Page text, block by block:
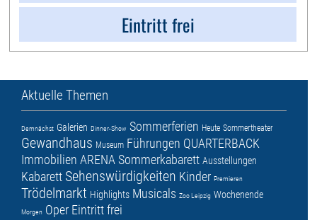
Eintritt frei
Aktuelle Themen
Demnächst Galerien Dinner-Show Sommerferien Heute Sommertheater
Gewandhaus Museum Führungen QUARTERBACK
Immobilien ARENASommerkabarett Ausstellungen
Kabarett Sehenswürdigkeiten Kinder Premieren
Trödelmarkt Highlights Musicals Zoo Leipzig Wochenende
Morgen Oper Eintritt frei